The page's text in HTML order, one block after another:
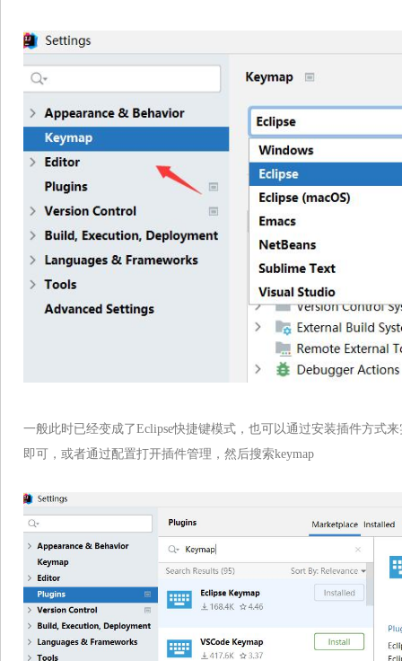
一般此时已经变成了Eclipse快捷键模式，也可以通过安装插件方式
即可，或者通过配置打开插件管理，然后搜索keymap